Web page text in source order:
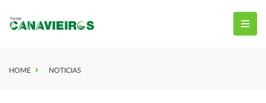
HOME NOTICIAS